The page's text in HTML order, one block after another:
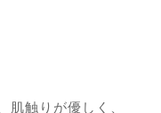
触りが優しく、